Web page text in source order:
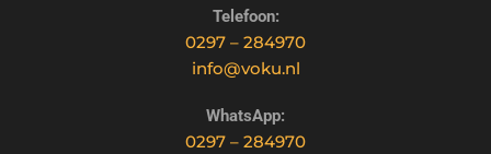
Telefoon:
0297 – 284970
info@voku.nl
WhatsApp:
0297 – 284970